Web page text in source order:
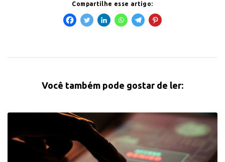
Compartilhe esse artigo:
Você também pode gostar de ler: